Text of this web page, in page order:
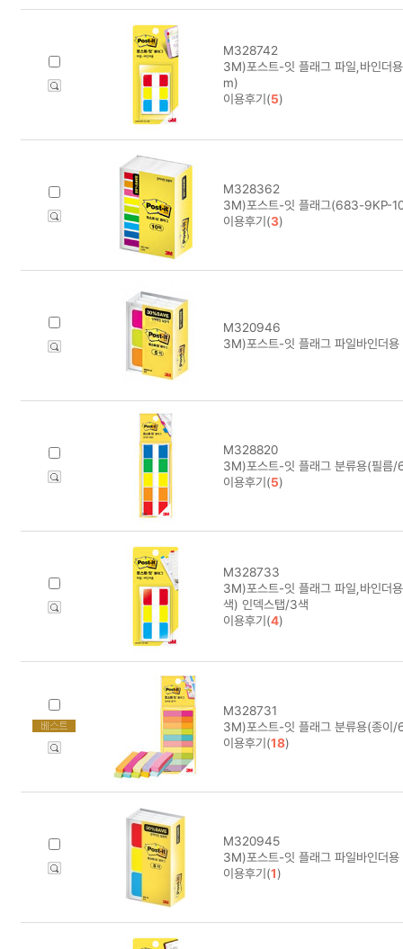
M328742
3M)포스트-잇 플래그 파일,바인
m)
이용후기(5)
M328362
3M)포스트-잇 플래그(683-9KP-
이용후기(3)
M320946
3M)포스트-잇 플래그 파일바인더
M328820
3M)포스트-잇 플래그 분류용(필
이용후기(5)
M328733
3M)포스트-잇 플래그 파일,바인
색) 인덱스탭/3색
이용후기(4)
M328731
3M)포스트-잇 플래그 분류용(종
이용후기(18)
M320945
3M)포스트-잇 플래그 파일바인더
이용후기(1)